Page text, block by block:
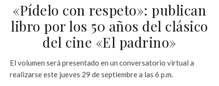
«Pídelo con respeto»: publican
libro por los 50 años del clásico
del cine «El padrino»
El volumen será presentado en un conversatorio virtual a
realizarse este jueves 29 de septiembre a las 6 p.m.